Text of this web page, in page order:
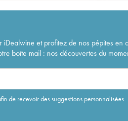
iDealwine et profitez de nos pépites en
boîte mail : nos découvertes du
de recevoir des suggestions personnalisées